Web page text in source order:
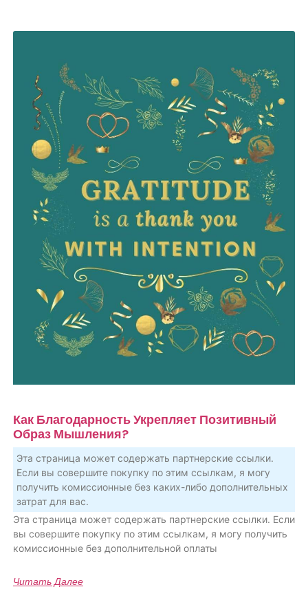
Как Благодарность Укрепляет Позитивный
Образ Мышления?
Эта страница может содержать партнерские ссылки.
Если вы совершите покупку по этим ссылкам, я могу
получить комиссионные без каких-либо дополнительных
затрат для вас.
Эта страница может содержать партнерские ссылки. Если
вы совершите покупку по этим ссылкам, я могу получить
комиссионные без дополнительной оплаты
Читать Далее